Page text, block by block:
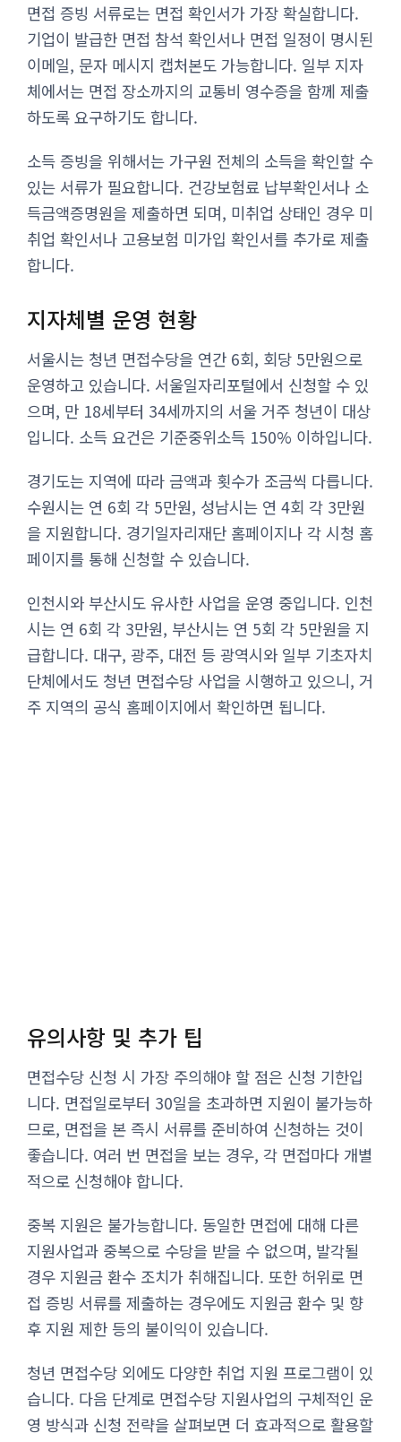
면접 증빙 서류로는 면접 확인서가 가장 확실합니다.
기업이 발급한 면접 참석 확인서나 면접 일정이 명시된
이메일, 문자 메시지 캡처본도 가능합니다. 일부 지자
체에서는 면접 장소까지의 교통비 영수증을 함께 제출
하도록 요구하기도 합니다.
소득 증빙을 위해서는 가구원 전체의 소득을 확인할 수
있는 서류가 필요합니다. 건강보험료 납부확인서나 소
득금액증명원을 제출하면 되며, 미취업 상태인 경우 미
취업 확인서나 고용보험 미가입 확인서를 추가로 제출
합니다.
지자체별 운영 현황
서울시는 청년 면접수당을 연간 6회, 회당 5만원으로
운영하고 있습니다. 서울일자리포털에서 신청할 수 있
으며, 만 18세부터 34세까지의 서울 거주 청년이 대상
입니다. 소득 요건은 기준중위소득 150% 이하입니다.
경기도는 지역에 따라 금액과 횟수가 조금씩 다릅니다.
수원시는 연 6회 각 5만원, 성남시는 연 4회 각 3만원
을 지원합니다. 경기일자리재단 홈페이지나 각 시청 홈
페이지를 통해 신청할 수 있습니다.
인천시와 부산시도 유사한 사업을 운영 중입니다. 인천
시는 연 6회 각 3만원, 부산시는 연 5회 각 5만원을 지
급합니다. 대구, 광주, 대전 등 광역시와 일부 기초자치
단체에서도 청년 면접수당 사업을 시행하고 있으니, 거
주 지역의 공식 홈페이지에서 확인하면 됩니다.
유의사항 및 추가 팁
면접수당 신청 시 가장 주의해야 할 점은 신청 기한입
니다. 면접일로부터 30일을 초과하면 지원이 불가능하
므로, 면접을 본 즉시 서류를 준비하여 신청하는 것이
좋습니다. 여러 번 면접을 보는 경우, 각 면접마다 개별
적으로 신청해야 합니다.
중복 지원은 불가능합니다. 동일한 면접에 대해 다른
지원사업과 중복으로 수당을 받을 수 없으며, 발각될
경우 지원금 환수 조치가 취해집니다. 또한 허위로 면
접 증빙 서류를 제출하는 경우에도 지원금 환수 및 향
후 지원 제한 등의 불이익이 있습니다.
청년 면접수당 외에도 다양한 취업 지원 프로그램이 있
습니다. 다음 단계로 면접수당 지원사업의 구체적인 운
영 방식과 신청 전략을 살펴보면 더 효과적으로 활용할